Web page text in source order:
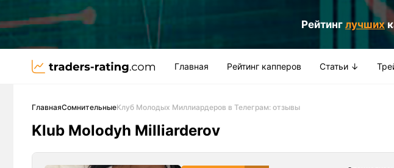
Рейтинг лучших
Главная Рейтинг капперов Статьи ↓
ГлавнаяСомнительныеКлуб Молодых Миллиардеров в Телеграм: отзывы
Klub Molodyh Milliarderov